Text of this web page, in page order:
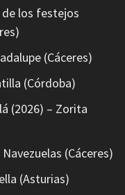
los festejos
(Cáceres)
(Córdoba)
(2026) – Zorita
(Cáceres)
(Asturias)